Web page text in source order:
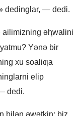
dedinglar, — dedi.
ǝⱨwalini
Yǝnǝ bir
xu soaliƣa
elip
dedi.
bilǝn ǝwǝtkin; biz